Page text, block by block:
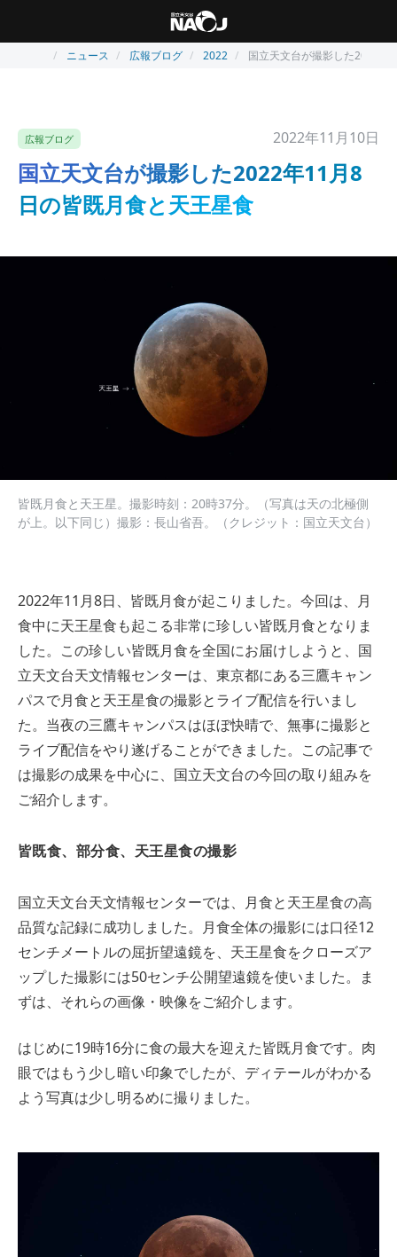
ニュース 広報ブログ 2022 国立天文台が撮影した2022年
広報ブログ 2022年11月10日
国立天文台が撮影した2022年11月8
日の皆既月食と天王星食
皆既月食と天王星。撮影時刻：20時37分。（写真は天の北極側
が上。以下同じ）撮影：長山省吾。（クレジット：国立天文台）
2022年11月8日、皆既月食が起こりました。今回は、月
食中に天王星食も起こる非常に珍しい皆既月食となりま
した。この珍しい皆既月食を全国にお届けしようと、国
立天文台天文情報センターは、東京都にある三鷹キャン
パスで月食と天王星食の撮影とライブ配信を行いまし
た。当夜の三鷹キャンパスはほぼ快晴で、無事に撮影と
ライブ配信をやり遂げることができました。この記事で
は撮影の成果を中心に、国立天文台の今回の取り組みを
ご紹介します。
皆既食、部分食、天王星食の撮影
国立天文台天文情報センターでは、月食と天王星食の高
品質な記録に成功しました。月食全体の撮影には口径12
センチメートルの屈折望遠鏡を、天王星食をクローズア
ップした撮影には50センチ公開望遠鏡を使いました。ま
ずは、それらの画像・映像をご紹介します。
はじめに19時16分に食の最大を迎えた皆既月食です。肉
眼ではもう少し暗い印象でしたが、ディテールがわかる
よう写真は少し明るめに撮りました。